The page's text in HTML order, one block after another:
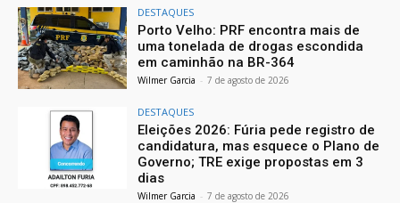
DESTAQUES
Porto Velho: PRF encontra mais de
uma tonelada de drogas escondida
em caminhão na BR-364
Wilmer Garcia - 7 de agosto de 2026
DESTAQUES
Eleições 2026: Fúria pede registro de
candidatura, mas esquece o Plano de
Governo; TRE exige propostas em 3
dias
Wilmer Garcia - 7 de agosto de 2026